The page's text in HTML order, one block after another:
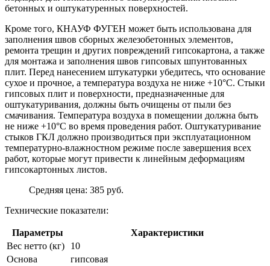
бетонных и оштукатуренных поверхностей.
Кроме того, КНАУФ ФУГЕН может быть использована для
заполнения швов сборных железобетонных элементов,
ремонта трещин и других повреждений гипсокартона, а также
для монтажа и заполнения швов гипсовых шпунтованных
плит. Перед нанесением штукатурки убедитесь, что основание
сухое и прочное, а температура воздуха не ниже +10°C. Стыки
гипсовых плит и поверхности, предназначенные для
оштукатуривания, должны быть очищены от пыли без
смачивания. Температура воздуха в помещении должна быть
не ниже +10°C во время проведения работ. Оштукатуривание
стыков ГКЛ должно производиться при эксплуатационном
температурно-влажностном режиме после завершения всех
работ, которые могут привести к линейным деформациям
гипсокартонных листов.
Средняя цена: 385 руб.
Технические показатели:
Параметры
Характеристики
Вес нетто (кг)
10
Основа
гипсовая